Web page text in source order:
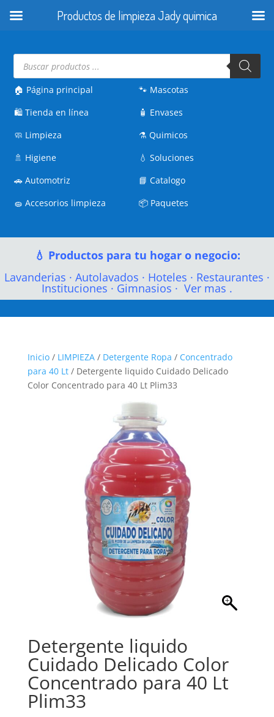
Búsqueda
productos
🏠 Página principal
🛍️Tienda en línea
🧼 Limpieza
🚿 Higiene
🚗Automotriz
🧽Accesorios limpieza
🐾 Mascotas
🧴 Envases
⚗️Quimicos
💧Soluciones
📘Catalogo
📦 Paquetes
💧 Productos para tu hogar o negocio:
Lavanderias · Autolavados · Hoteles · Restaurantes ·
Instituciones · Gimnasios · Ver mas .
Inicio/ LIMPIEZA/ Detergente Ropa / Concentrado
para 40 Lt/ Detergente liquido Cuidado Delicado
Color Concentrado para 40 Lt Plim33
Detergente liquido
Cuidado Delicado Color
Concentrado para 40 Lt
Plim33
Productos de limpieza Jady quimica